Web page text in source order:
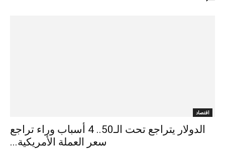
اقتصاد
الدولار يتراجع تحت الـ50.. 4 أسباب وراء تراجع
سعر العملة الأمريكية...